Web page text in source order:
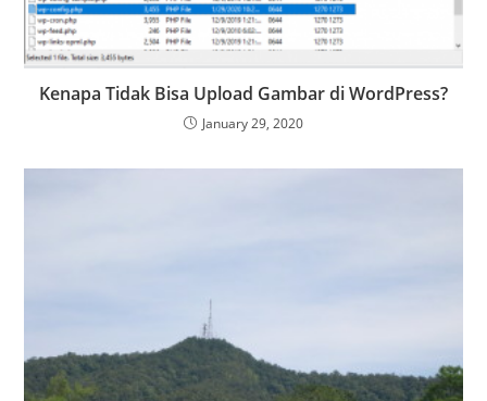
Kenapa Tidak Bisa Upload Gambar di WordPress?
January 29, 2020